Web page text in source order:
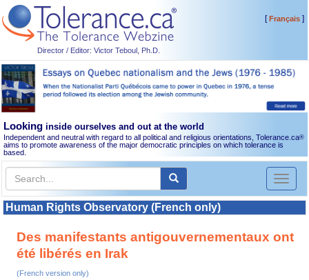
Director / Editor: Victor Teboul, Ph.D.
[Français]
Looking inside ourselves and out at the world
Independent and neutral with regard to all political and religious orientations, Tolerance.ca®
aims to promote awareness of the major democratic principles on which tolerance is
based.
Toggle
Human Rights Observatory (French only)
Des manifestants antigouvernementaux ont
été libérés en Irak
(French version only)